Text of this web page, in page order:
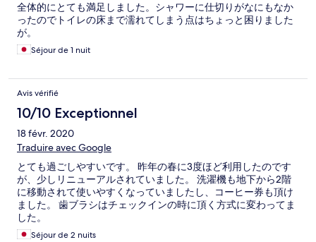
全体的にとても満足しました。シャワーに仕切りがなにもなか
ったのでトイレの床まで濡れてしまう点はちょっと困りました
が。
Séjour de 1 nuit
Avis vérifié
10/10 Exceptionnel
18 févr. 2020
Traduire avec Google
とても過ごしやすいです。 昨年の春に3度ほど利用したのです
が、少しリニューアルされていました。 洗濯機も地下から2階
に移動されて使いやすくなっていましたし、コーヒー券も頂け
ました。 歯ブラシはチェックインの時に頂く方式に変わってま
した。
Séjour de 2 nuits